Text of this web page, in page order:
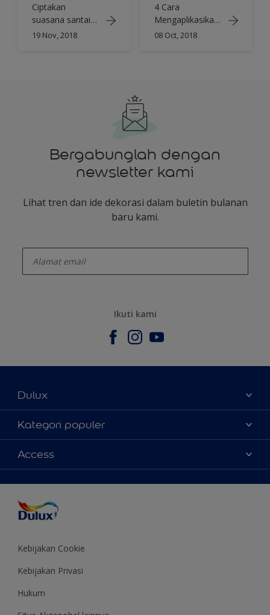
Ciptakan
suasana santai
untuk ruang kerja
19 Nov, 2018
4 Cara
Mengaplikasikan
Dulux Colour of
08 Oct, 2018
Bergabunglah dengan
newsletter kami
Lihat tren dan ide dekorasi dalam buletin bulanan
baru kami.
Ikuti kami
Dulux
Tentang Kami
Contact us
Temukan toko
Kategori populer
Warna
Produk
Inspirasi
Saran Mendekorasi
Colour of the Year
Access
Kebijakan Cookie
Kebijakan Privasi
Hukum